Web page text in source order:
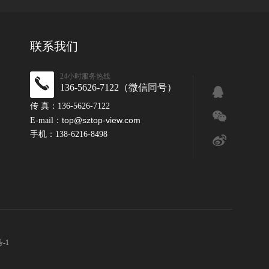
联系我们
24小时服务热线
136-5626-7122（微信同号）
传 真：136-5626-7122
E-mail： top@sztop-view.com
手机：138-6216-8498
-1